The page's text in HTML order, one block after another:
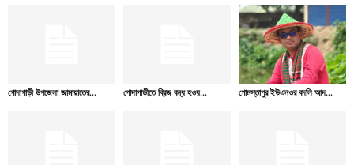
গোদাগাড়ী উপজেলা জামায়াতের... গোদাগাড়ীতে ব্রিজ বন্ধ হওয়... গোমস্তাপুর ইউএনওর বদলি আদ...